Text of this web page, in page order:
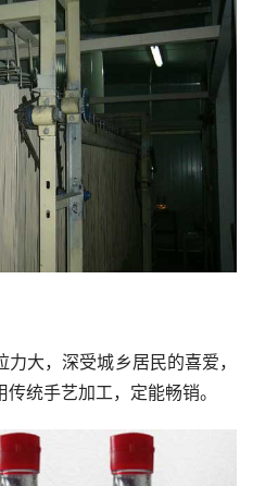
大，深受城乡居民的喜爱，
统手艺加工，定能畅销。